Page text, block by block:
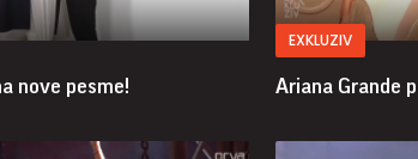
nove pesme!
EXKLUZIV
Ariana Grande